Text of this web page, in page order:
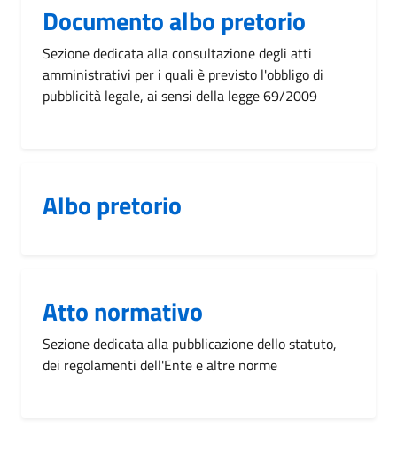
Documento albo pretorio
Sezione dedicata alla consultazione degli atti
amministrativi per i quali è previsto l'obbligo di
pubblicità legale, ai sensi della legge 69/2009
Albo pretorio
Atto normativo
Sezione dedicata alla pubblicazione dello statuto,
dei regolamenti dell'Ente e altre norme